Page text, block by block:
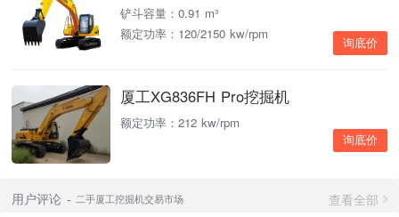
铲斗容量：0.91 m³
额定功率：120/2150 kw/rpm
询底价
厦工XG836FH Pro挖掘机
额定功率：212 kw/rpm
询底价
用户评论 二手厦工挖掘机交易市场 查看全部